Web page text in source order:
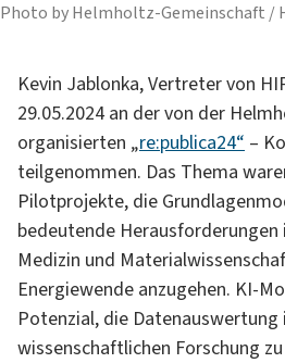
Photo by Helmholtz-Gemeinschaft /
Kevin Jablonka, Vertreter von
29.05.2024 an der von der
organisierten „re:publica24“ –
teilgenommen. Das Thema
Pilotprojekte, die
bedeutende
Medizin und
Energiewende anzugehen. KI-
Potenzial, die Datenauswertung
wissenschaftlichen Forschung